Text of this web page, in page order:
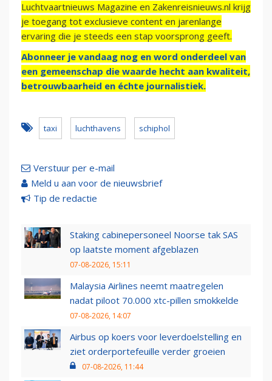
Luchtvaartnieuws Magazine en Zakenreisnieuws.nl krijg
je toegang tot exclusieve content en jarenlange
ervaring die je steeds een stap voorsprong geeft.
Abonneer je vandaag nog en word onderdeel van
een gemeenschap die waarde hecht aan kwaliteit,
betrouwbaarheid en échte journalistiek.
taxi luchthavens schiphol
Verstuur per e-mail
Meld u aan voor de nieuwsbrief
Tip de redactie
Staking cabinepersoneel Noorse tak SAS
op laatste moment afgeblazen
07-08-2026, 15:11
Malaysia Airlines neemt maatregelen
nadat piloot 70.000 xtc-pillen smokkelde
07-08-2026, 14:07
Airbus op koers voor leverdoelstelling en
ziet orderportefeuille verder groeien
07-08-2026, 11:44